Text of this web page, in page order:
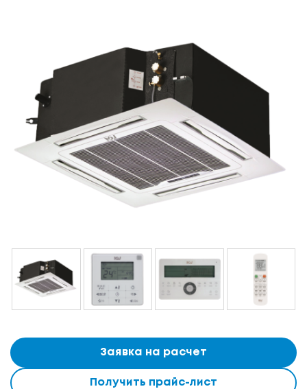
Заявка на расчет
Получить прайс-лист